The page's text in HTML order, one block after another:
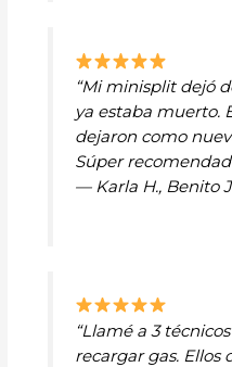
“Mi minisplit dejó
ya estaba muerto.
dejaron como
Súper
— Karla H., Benito
“Llamé a 3
recargar gas.